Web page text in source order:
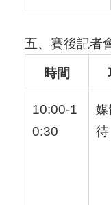
五、賽後記者
時間
10:00-1
0:30
待